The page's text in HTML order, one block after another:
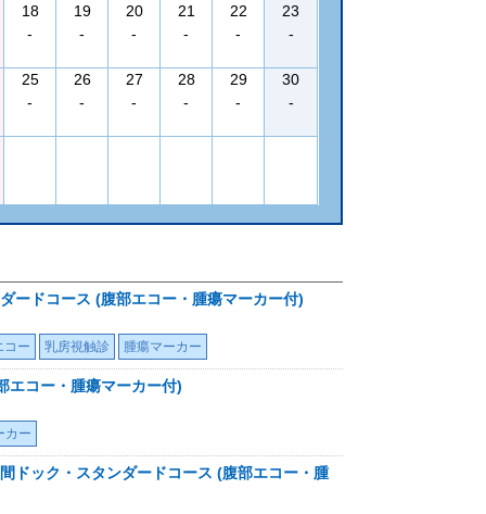
18
-
19
-
20
-
21
-
22
-
23
-
25
-
26
-
27
-
28
-
29
-
30
-
ードコース (腹部エコー・腫瘍マーカー付)
コー 乳房視触診 腫瘍マーカー
エコー・腫瘍マーカー付)
カー
ドック・スタンダードコース (腹部エコー・腫